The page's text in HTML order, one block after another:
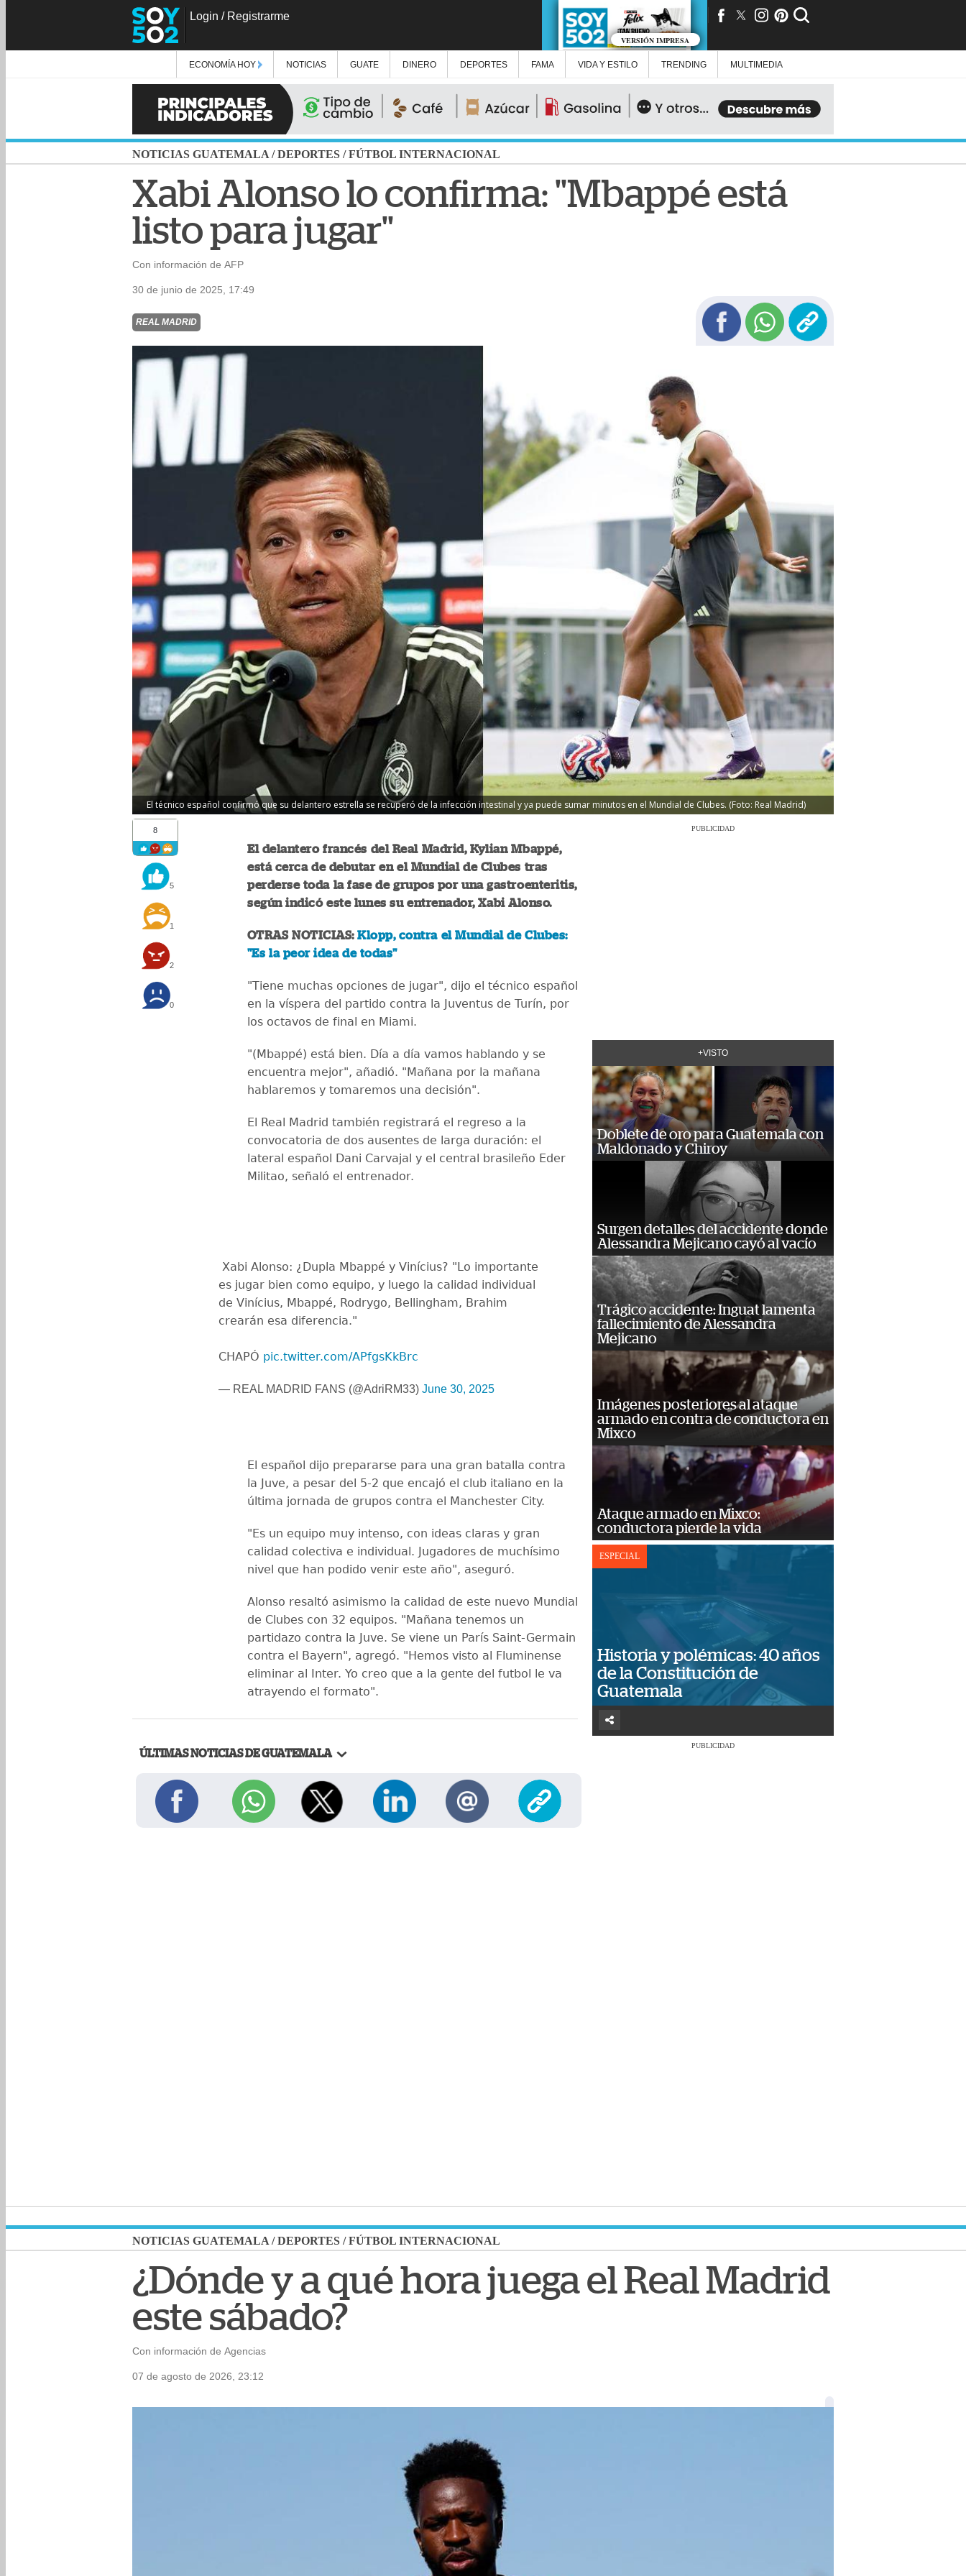
Login / Registrarme
VERSIÓN IMPRESA
ECONOMÍA HOY NOTICIAS GUATE DINERO DEPORTES FAMA VIDA Y ESTILO TRENDING MULTIMEDIA
NOTICIAS GUATEMALA /DEPORTES /FÚTBOL INTERNACIONAL
Xabi Alonso lo confirma: "Mbappé está
listo para jugar"
Con información de AFP
30 de junio de 2025, 17:49
REAL MADRID
El técnico español confirmó que su delantero estrella se recuperó de la infección intestinal y ya puede sumar minutos en el Mundial de Clubes. (Foto: Real Madrid)
8
5
1
2
0
El delantero francés del Real Madrid, Kylian Mbappé,
está cerca de debutar en el Mundial de Clubes tras
perderse toda la fase de grupos por una gastroenteritis,
según indicó este lunes su entrenador, Xabi Alonso.
OTRAS NOTICIAS:Klopp, contra el Mundial de Clubes:
"Es la peor idea de todas"
"Tiene muchas opciones de jugar", dijo el técnico español
en la víspera del partido contra la Juventus de Turín, por
los octavos de final en Miami.
"(Mbappé) está bien. Día a día vamos hablando y se
encuentra mejor", añadió. "Mañana por la mañana
hablaremos y tomaremos una decisión".
El Real Madrid también registrará el regreso a la
convocatoria de dos ausentes de larga duración: el
lateral español Dani Carvajal y el central brasileño Eder
Militao, señaló el entrenador.
️ Xabi Alonso: ¿Dupla Mbappé y Vinícius? "Lo importante
es jugar bien como equipo, y luego la calidad individual
de Vinícius, Mbappé, Rodrygo, Bellingham, Brahim
crearán esa diferencia."
CHAPÓ pic.twitter.com/APfgsKkBrc
— REAL MADRID FANS (@AdriRM33) June 30, 2025
El español dijo prepararse para una gran batalla contra
la Juve, a pesar del 5-2 que encajó el club italiano en la
última jornada de grupos contra el Manchester City.
"Es un equipo muy intenso, con ideas claras y gran
calidad colectiva e individual. Jugadores de muchísimo
nivel que han podido venir este año", aseguró.
Alonso resaltó asimismo la calidad de este nuevo Mundial
de Clubes con 32 equipos. "Mañana tenemos un
partidazo contra la Juve. Se viene un París Saint-Germain
contra el Bayern", agregó. "Hemos visto al Fluminense
eliminar al Inter. Yo creo que a la gente del futbol le va
atrayendo el formato".
ÚLTIMAS NOTICIAS DE GUATEMALA
PUBLICIDAD
+VISTO
Doblete de oro para Guatemala con
Maldonado y Chiroy
Surgen detalles del accidente donde
Alessandra Mejicano cayó al vacío
Trágico accidente: Inguat lamenta
fallecimiento de Alessandra
Mejicano
Imágenes posteriores al ataque
armado en contra de conductora en
Mixco
Ataque armado en Mixco:
conductora pierde la vida
ESPECIAL
Historia y polémicas: 40 años
de la Constitución de
Guatemala
PUBLICIDAD
NOTICIAS GUATEMALA /DEPORTES /FÚTBOL INTERNACIONAL
¿Dónde y a qué hora juega el Real Madrid
este sábado?
Con información de Agencias
07 de agosto de 2026, 23:12